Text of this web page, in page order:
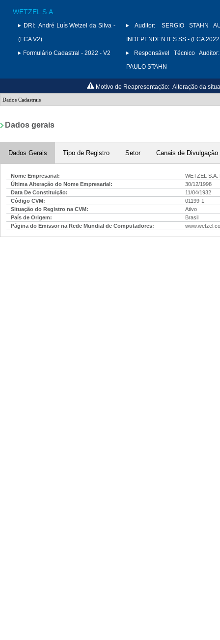
WETZEL S.A.
DRI: André Luís Wetzel da Silva -
(FCA V2)
Formulário Cadastral - 2022 - V2
Auditor:
SERGIO STAHN
INDEPENDENTES SS - (FCA
Responsável Técnico Auditor:
PAULO STAHN
Motivo de Reapresentação: Alteração da